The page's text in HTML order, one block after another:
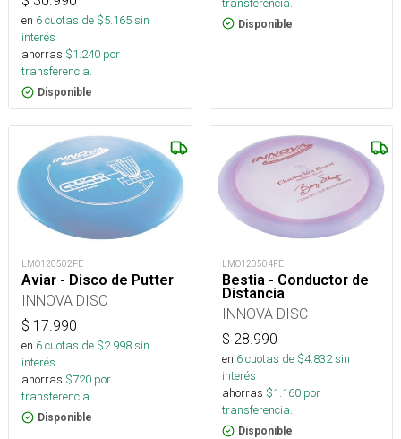
en 6cuotas de $5.165sin
interés
ahorras $1.240 por
transferencia.
Disponible
Disponible
LMO120502FE
Aviar - Disco de Putter
INNOVA DISC
$ 17.990
en 6cuotas de $2.998sin
interés
ahorras $720 por
transferencia.
Disponible
LMO120504FE
Bestia - Conductor de
Distancia
INNOVA DISC
$ 28.990
en 6cuotas de $4.832sin
interés
ahorras $1.160 por
transferencia.
Disponible